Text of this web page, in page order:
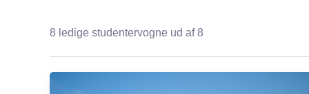
8 ledige studentervogne ud af 8